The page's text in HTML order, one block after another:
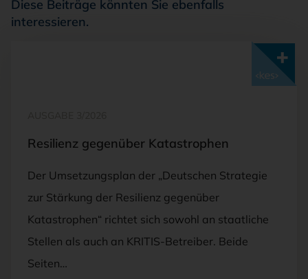
Diese Beiträge könnten Sie ebenfalls
interessieren.
Resilienz gegenüber Katastrophen
Der Umsetzungsplan der „Deutschen Strategie
zur Stärkung der Resilienz gegenüber
Katastrophen“ richtet sich sowohl an staatliche
Stellen als auch an KRITIS-Betreiber. Beide
Seiten…